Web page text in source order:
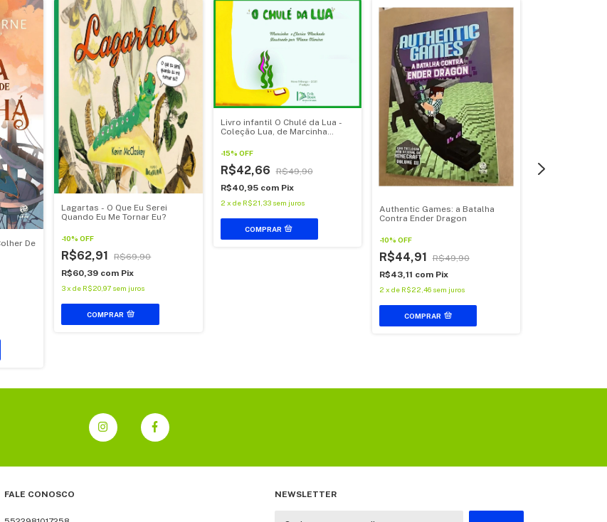
De
Lagartas - O Que Eu Serei
Quando Eu Me Tornar Eu?
-10%OFF
R$62,91
R$69,90
R$60,39 com Pix
3xde R$20,97 sem juros
COMPRAR
Livro infantil O Chulé da Lua -
Coleção Lua, de Marcinha
-15% OFF
R$42,66
R$49,90
R$40,95 com Pix
2 x de R$21,33 sem juros
Authentic Games: a Batalha
Contra Ender Dragon
-10% OFF
R$44,91
R$49,90
R$43,11 com Pix
2 x de R$22,46 sem juros
COMPRAR
FALE CONOSCO NEWSLETTER